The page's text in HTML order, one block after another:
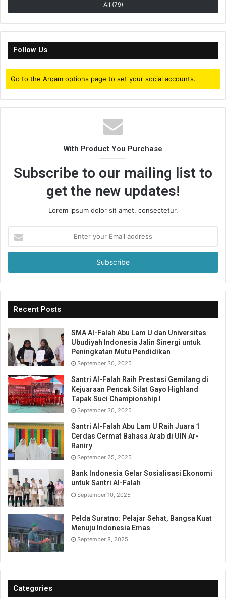
All (79)
Follow Us
Go to the Arqam options page to set your social accounts.
With Product You Purchase
Subscribe to our mailing list to
get the new updates!
Lorem ipsum dolor sit amet, consectetur.
your
Email
Recent Posts
SMA Al-Falah Abu Lam U dan Universitas
Ubudiyah Indonesia Jalin Sinergi untuk
Peningkatan Mutu Pendidikan
September 30, 2025
Santri Al-Falah Raih Prestasi Gemilang di
Kejuaraan Pencak Silat Gayo Highland
Tapak Suci Championship I
September 30, 2025
Santri Al-Falah Abu Lam U Raih Juara 1
Cerdas Cermat Bahasa Arab di UIN Ar-
Raniry
September 25, 2025
Bank Indonesia Gelar Sosialisasi Ekonomi
untuk Santri Al-Falah
September 10, 2025
Pelda Suratno: Pelajar Sehat, Bangsa Kuat
Menuju Indonesia Emas
September 8, 2025
Categories